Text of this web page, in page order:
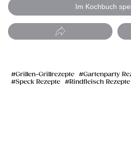
Im Kochbuch
Grillen-Grillrezepte Gartenparty
Speck Rezepte
Rindfleisch Rezepte